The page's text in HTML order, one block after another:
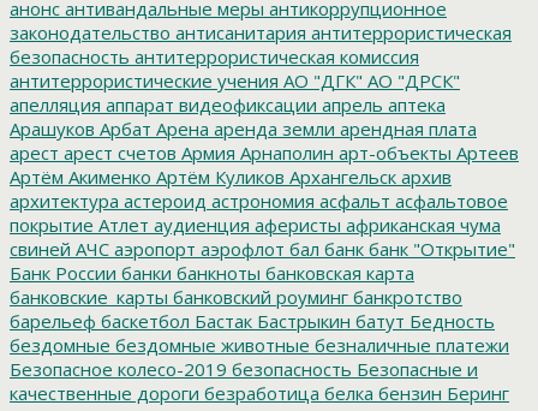
анонс антивандальные меры антикоррупционное
законодательство антисанитария антитеррористическая
безопасность антитеррористическая комиссия
антитеррористические учения АО "ДГК" АО "ДРСК"
апелляция аппарат видеофиксации апрель аптека
Арашуков Арбат Арена аренда земли арендная плата
арест арест счетов Армия Арнаполин арт-объекты Артеев
Артём Акименко Артём Куликов Архангельск архив
архитектура астероид астрономия асфальт асфальтовое
покрытие Атлет аудиенция аферисты африканская чума
свиней АЧС аэропорт аэрофлот бал банк банк "Открытие"
Банк России банки банкноты банковская карта
банковские_карты банковский роуминг банкротство
барельеф баскетбол Бастак Бастрыкин батут Бедность
бездомные бездомные животные безналичные платежи
Безопасное колесо-2019 безопасность Безопасные и
качественные дороги безработица белка бензин Беринг